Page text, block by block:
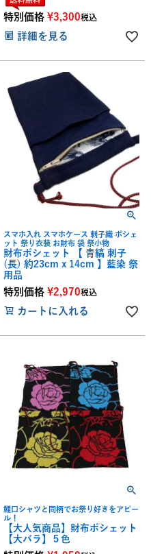
特別価格 ¥3,300税込
詳細を見る
スマホ入れ スマホケース 刺子織 ポシェ
ット 祭り衣装 お財布 袋 祭小物
財布ポシェット 【 青縞 刺子
(長) 約23cm x 14cm 】藍染 祭
用品
特別価格 ¥2,970税込
カートに入れる
鯉口シャツと同柄でお祭り好きをアピー
ル！
【大人気商品】財布ポシェット
【大バラ】５色